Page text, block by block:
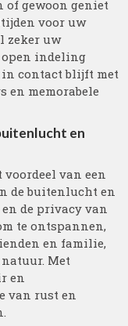
of gewoon geniet
voor uw
zeker uw
indeling
in contact blijft met
en memorabele
en
van een
de buitenlucht en
de privacy van
te ontspannen,
en familie,
Met
en
van rust en